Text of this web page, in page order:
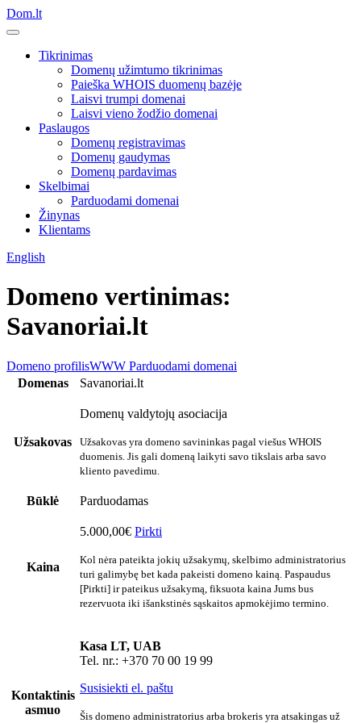
Dom.lt
Tikrinimas
Domenų užimtumo tikrinimas
Paieška WHOIS duomenų bazėje
Laisvi trumpi domenai
Laisvi vieno žodžio domenai
Paslaugos
Domenų registravimas
Domenų gaudymas
Domenų pardavimas
Skelbimai
Parduodami domenai
Žinynas
Klientams
English
Domeno vertinimas:
Savanoriai.lt
Domeno profilisWWW Parduodami domenai
Domenas
Savanoriai.lt
Užsakovas
Domenų valdytojų asociacija
Užsakovas yra domeno savininkas pagal viešus WHOIS
duomenis. Jis gali domeną laikyti savo tikslais arba savo
kliento pavedimu.
Būklė Parduodamas
Kaina
5.000,00€ Pirkti
Kol nėra pateikta jokių užsakymų, skelbimo administratorius
turi galimybę bet kada pakeisti domeno kainą. Paspaudus
[Pirkti] ir pateikus užsakymą, fiksuota kaina Jums bus
rezervuota iki išankstinės sąskaitos apmokėjimo termino.
Kontaktinis
asmuo
Kasa LT, UAB
Tel. nr.: +370 70 00 19 99
Susisiekti el. paštu
Šis domeno administratorius arba brokeris yra atsakingas už